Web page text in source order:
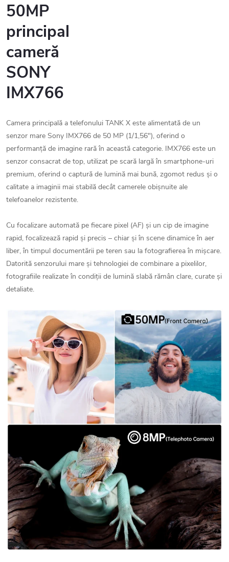
50MP
principal
cameră
SONY
IMX766
Camera principală a telefonului TANK X este alimentată de un
senzor mare Sony IMX766 de 50 MP (1/1,56"), oferind o
performanță de imagine rară în această categorie. IMX766 este un
senzor consacrat de top, utilizat pe scară largă în smartphone-uri
premium, oferind o captură de lumină mai bună, zgomot redus și o
calitate a imaginii mai stabilă decât camerele obișnuite ale
telefoanelor rezistente.
Cu focalizare automată pe fiecare pixel (AF) și un cip de imagine
rapid, focalizează rapid și precis – chiar și în scene dinamice în aer
liber, în timpul documentării pe teren sau la fotografierea în mișcare.
Datorită senzorului mare și tehnologiei de combinare a pixelilor,
fotografiile realizate în condiții de lumină slabă rămân clare, curate și
detaliate.